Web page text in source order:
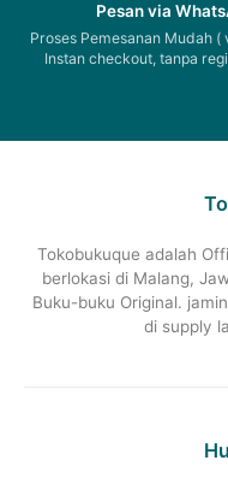
Pesan via
Proses Pemesanan Mudah (
Instan checkout, tanpa
Tokobukuque adalah
berlokasi di Malang,
Buku-buku Original.
di supply